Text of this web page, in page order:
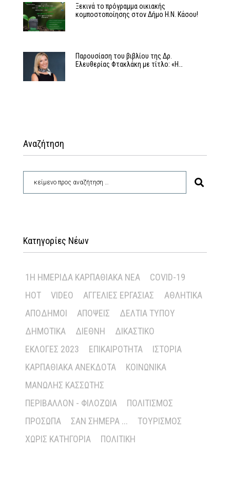
Ξεκινά το πρόγραμμα οικιακής
κομποστοποίησης στον Δήμο Η.Ν. Κάσου!
Παρουσίαση του βιβλίου της Δρ.
Ελευθερίας Φτακλάκη με τίτλο: «Η…
Αναζήτηση
Κατηγορίες Νέων
1Η ΗΜΕΡΊΔΑ ΚΑΡΠΑΘΙΑΚΆ ΝΈΑ
COVID-19
HOT
VIDEO ΑΓΓΕΛΊΕΣ ΕΡΓΑΣΊΑΣ
ΑΘΛΗΤΙΚΆ
ΑΠΌΔΗΜΟΙ
ΑΠΌΨΕΙΣ
ΔΕΛΤΊΑ ΤΎΠΟΥ
ΔΗΜΟΤΙΚΆ
ΔΙΕΘΝΉ
ΔΙΚΑΣΤΙΚΌ
ΕΚΛΟΓΈΣ 2023
ΕΠΙΚΑΙΡΌΤΗΤΑ
ΙΣΤΟΡΊΑ
ΚΑΡΠΑΘΙΑΚΆ ΑΝΈΚΔΟΤΑ
ΚΟΙΝΩΝΙΚΆ
ΜΑΝΏΛΗΣ ΚΑΣΣΏΤΗΣ
ΠΕΡΙΒΆΛΛΟΝ - ΦΙΛΟΖΩΊΑ
ΠΟΛΙΤΙΣΜΌΣ
ΠΡΌΣΩΠΑ
ΣΑΝ ΣΉΜΕΡΑ ...
ΤΟΥΡΙΣΜΌΣ
ΧΩΡΊΣ ΚΑΤΗΓΟΡΊΑ
ΠΟΛΙΤΙΚΉ